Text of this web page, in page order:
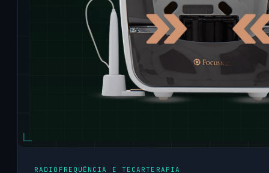
RADIOFREQUÊNCIA E TECARTERAPIA